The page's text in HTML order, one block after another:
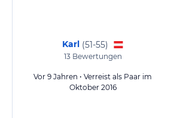
Karl (51-55)
13Bewertungen
Vor 9 Jahren • Verreist als Paar im
Oktober 2016